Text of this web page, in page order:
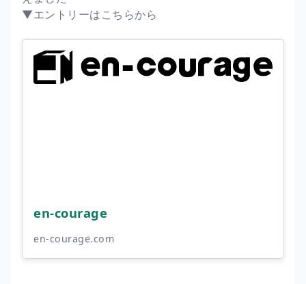
▼エントリーはこちらから
en-courage
en-courage.com